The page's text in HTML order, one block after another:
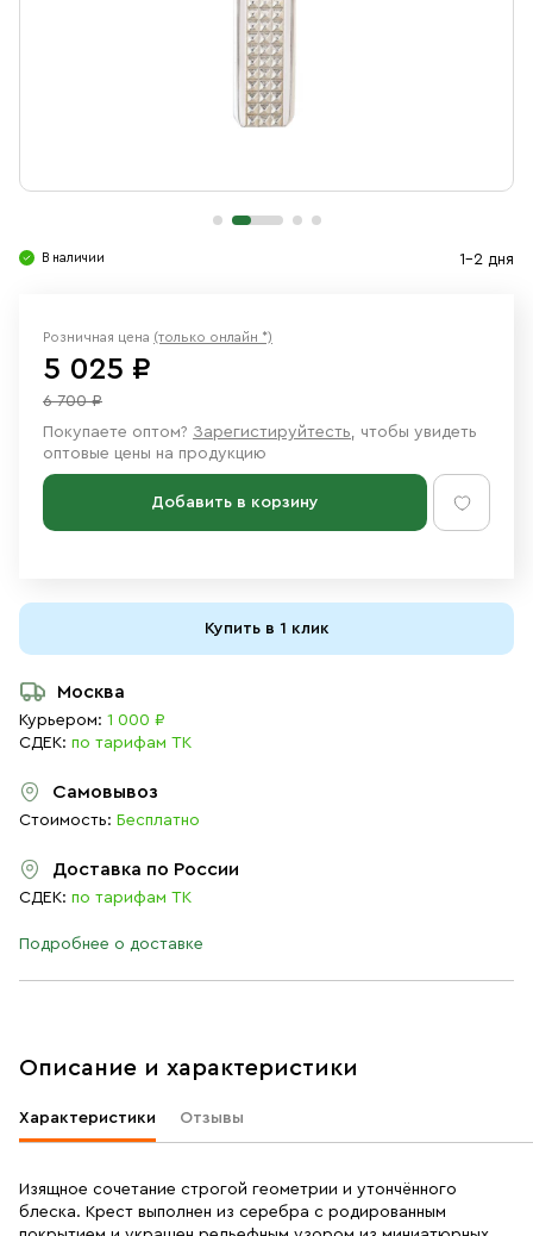
В наличии 1-2 дня
Розничная цена (только онлайн *)
5 025 ₽
6 700 ₽
Покупаете оптом? Зарегистируйтесть, чтобы увидеть
оптовые цены на продукцию
Добавить в корзину
Купить в 1 клик
Москва
Курьером: 1 000 ₽
СДЕК: по тарифам ТК
Самовывоз
Стоимость: Бесплатно
Доставка по России
СДЕК: по тарифам ТК
Подробнее о доставке
Описание и характеристики
Характеристики Отзывы
Изящное сочетание строгой геометрии и утончённого
блеска. Крест выполнен из серебра с родированным